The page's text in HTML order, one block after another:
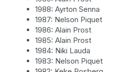
1988: Ayrton Senna
1987: Nelson Piquet
1986: Alain Prost
1985: Alain Prost
1984: Niki Lauda
1983: Nelson Piquet